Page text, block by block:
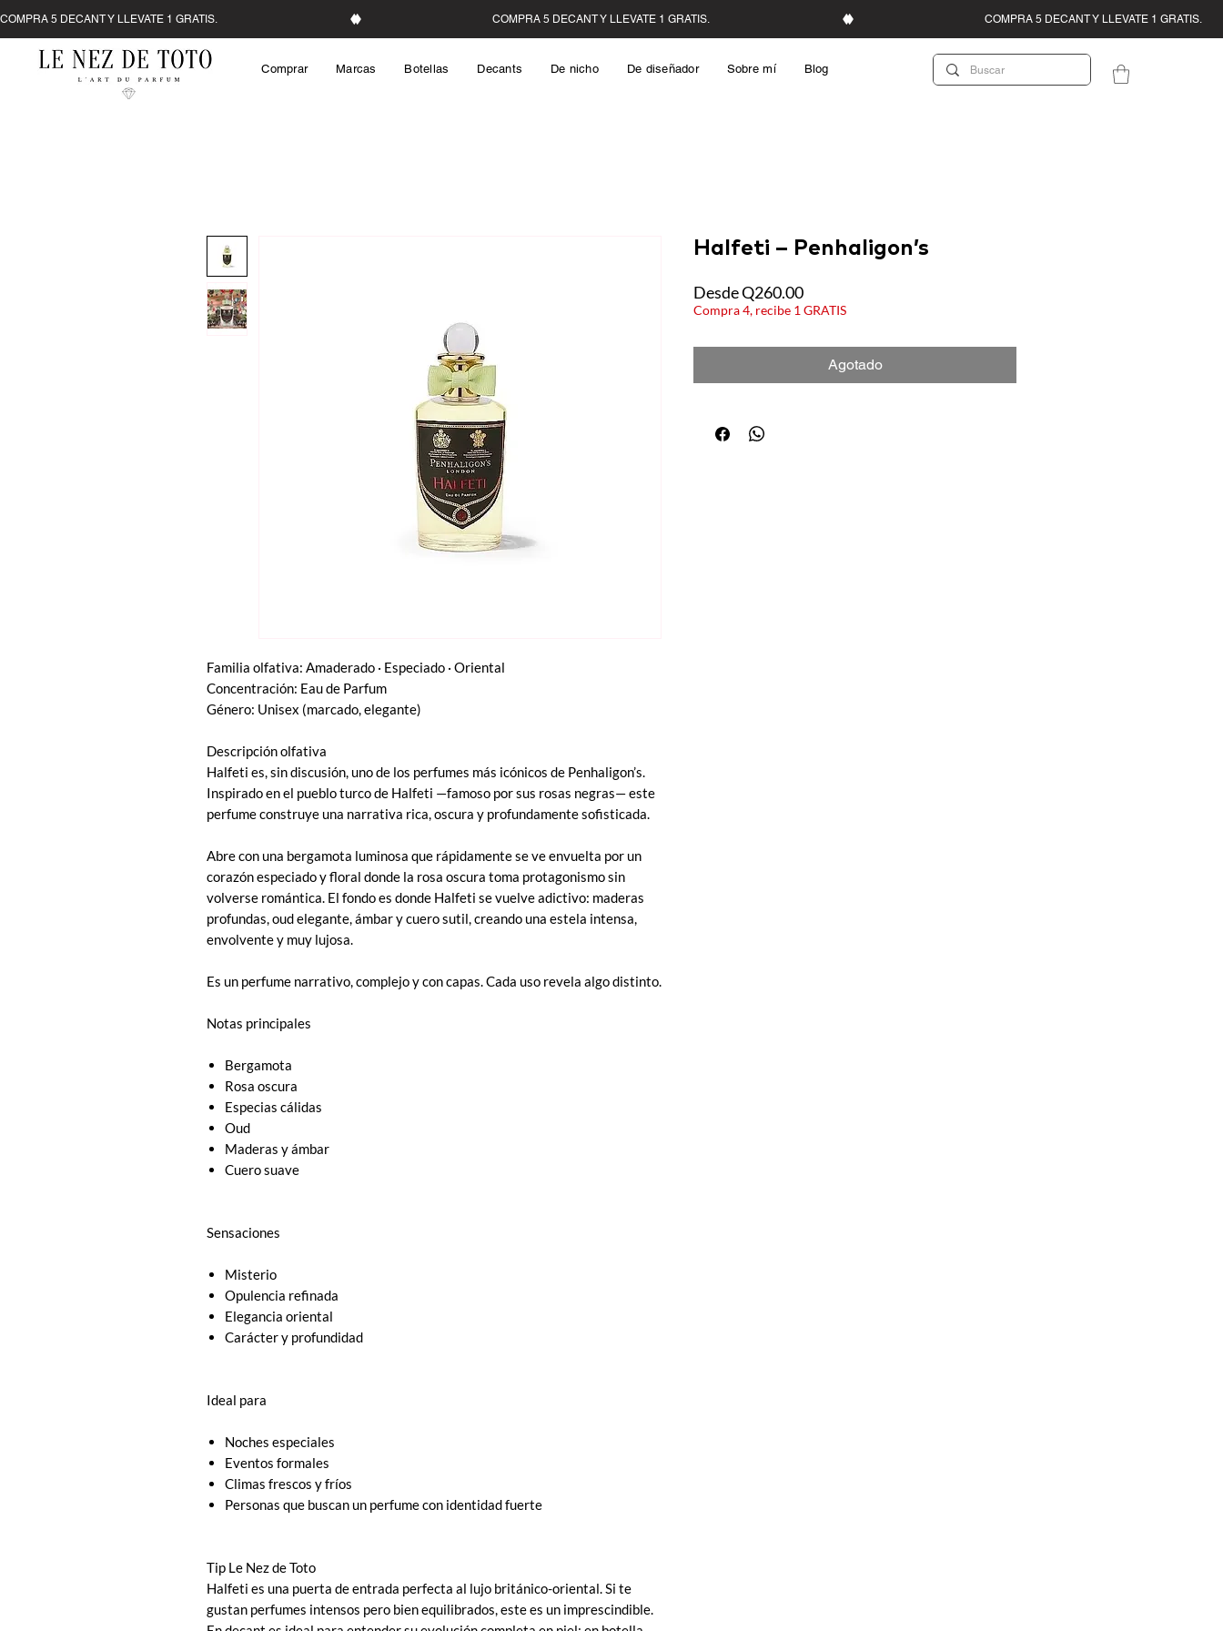
Comprar Marcas Botellas Decants De nicho De diseñador Sobre mí Blog
Familia olfativa: Amaderado · Especiado · Oriental
Concentración: Eau de Parfum
Género: Unisex (marcado, elegante)
Descripción olfativa
Halfeti es, sin discusión, uno de los perfumes más icónicos de Penhaligon’s.
Inspirado en el pueblo turco de Halfeti —famoso por sus rosas negras— este
perfume construye una narrativa rica, oscura y profundamente sofisticada.
Abre con una bergamota luminosa que rápidamente se ve envuelta por un
corazón especiado y floral donde la rosa oscura toma protagonismo sin
volverse romántica. El fondo es donde Halfeti se vuelve adictivo: maderas
profundas, oud elegante, ámbar y cuero sutil, creando una estela intensa,
envolvente y muy lujosa.
Es un perfume narrativo, complejo y con capas. Cada uso revela algo distinto.
Notas principales
Bergamota
Rosa oscura
Especias cálidas
Oud
Maderas y ámbar
Cuero suave
Sensaciones
Misterio
Opulencia refinada
Elegancia oriental
Carácter y profundidad
Ideal para
Noches especiales
Eventos formales
Climas frescos y fríos
Personas que buscan un perfume con identidad fuerte
Tip Le Nez de Toto
Halfeti es una puerta de entrada perfecta al lujo británico-oriental. Si te
gustan perfumes intensos pero bien equilibrados, este es un imprescindible.
Halfeti – Penhaligon’s
DesdeQ260.00Precio
de
Compra 4, recibe 1 GRATIS
Agotado